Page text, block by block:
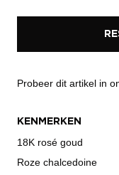
Probeer dit artikel in
KENMERKEN
18K rosé goud
Roze chalcedoine